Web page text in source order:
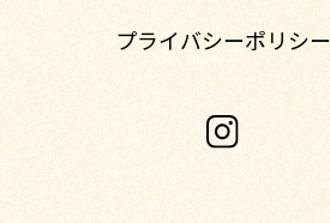
プライバシーポリシー